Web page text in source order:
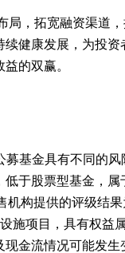
局，拓宽融资渠道
健康发展，为投资
的双赢。
募基金具有不同的
于股票型基金，属
机构提供的评级结
施项目，具有权益
金流情况可能发生